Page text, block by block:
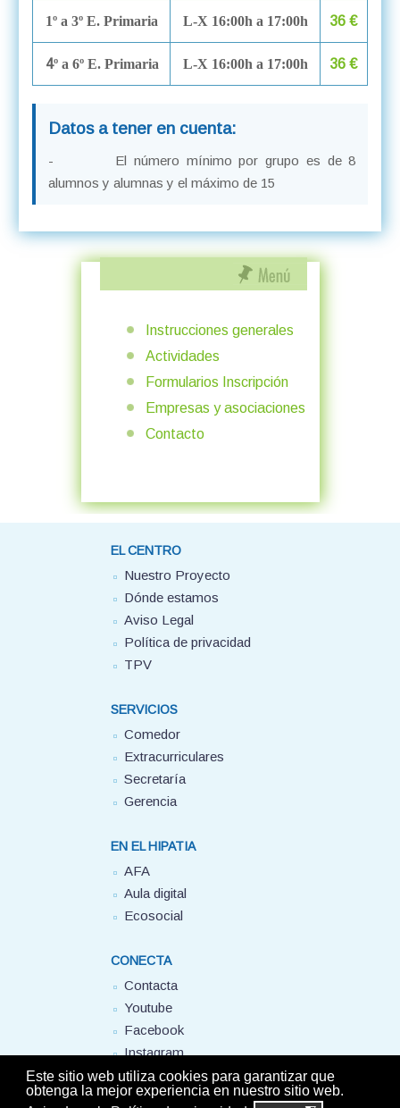
Este sitio web utiliza cookies para garantizar que
obtenga la mejor experiencia en nuestro sitio web.
1º a 3º E. Primaria L-X 16:00h a 17:00h 36 €
4º a 6º E. Primaria L-X 16:00h a 17:00h 36 €
Datos a tener en cuenta:
- El número mínimo por grupo es de 8
alumnos y alumnas y el máximo de 15
Instrucciones generales
Actividades
Formularios Inscripción
Empresas y asociaciones
Contacto
EL CENTRO
Nuestro Proyecto
Dónde estamos
Aviso Legal
Política de privacidad
TPV
SERVICIOS
Comedor
Extracurriculares
Secretaría
Gerencia
EN EL HIPATIA
AFA
Aula digital
Ecosocial
CONECTA
Contacta
Youtube
Facebook
Instagram
FUHEM